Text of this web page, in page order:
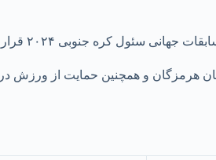
سئول کره جنوبی ۲۰۲۴ قرار گرفتند.
هرمزگان و همچنین حمایت از